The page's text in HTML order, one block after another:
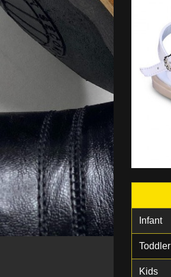
Infant
Toddler
Kids